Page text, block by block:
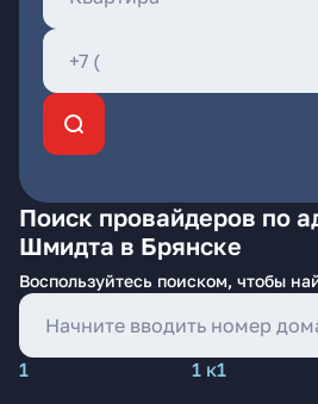
Поиск провайдеров по
Шмидта в Брянске
Воспользуйтесь поиском, чтобы
1 1 к1